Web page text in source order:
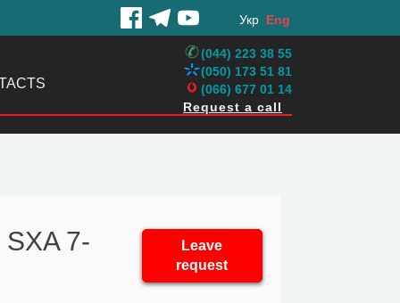
Укр Eng
(044) 223 38 55
(050) 173 51 81
(066) 677 01 14
Request a call
7-
Leave
request